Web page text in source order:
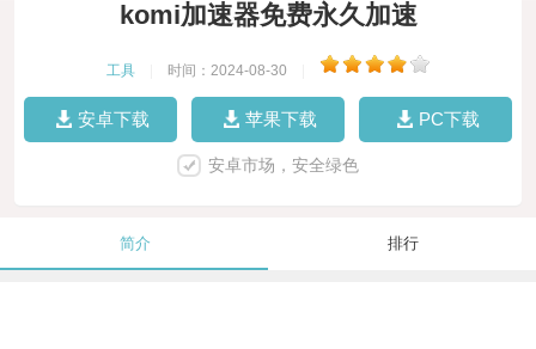
komi加速器免费永久加速
工具 时间：2024-08-30
安卓下载 苹果下载 PC下载
安卓市场，安全绿色
简介 排行